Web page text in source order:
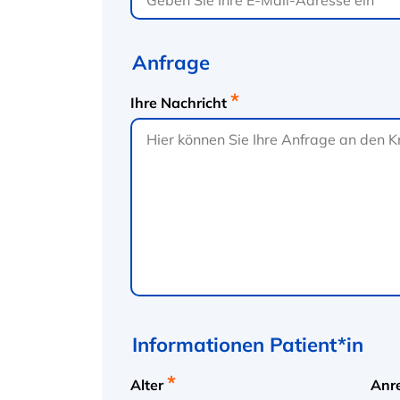
Anfrage
Ihre Nachricht
Informationen Patient*in
Alter